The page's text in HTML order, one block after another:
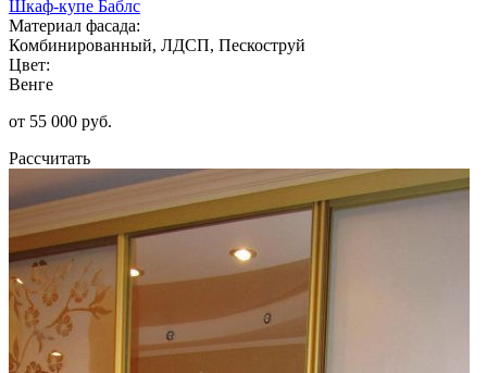
Шкаф-купе Баблс
Материал фасада:
Комбинированный, ЛДСП, Пескоструй
Цвет:
Венге
от 55 000 руб.
Рассчитать